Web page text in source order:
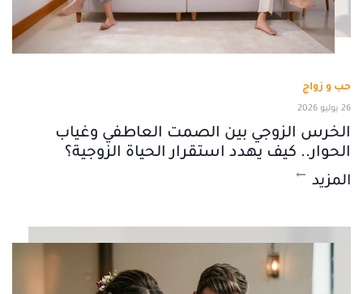
حب و زواج
26 يوليو 2026
الخرس الزوجي بين الصمت العاطفي وغياب
الحوار.. كيف يهدد استقرار الحياة الزوجية؟
المزيد